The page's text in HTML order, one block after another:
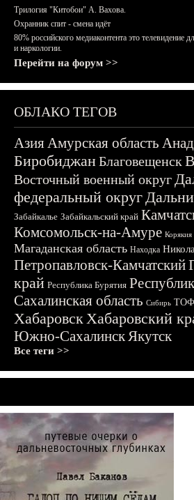
Трилогия "Китобои" А. Вахова.
Охранник спит - смена идёт
80% российского медиаконтента это телевидение
и наркологии.
Перейти на форум >>
ОБЛАКО ТЕГОВ
АзияАмурская область
БиробиджанБлаговещенск
Восточный военный округ
федеральный округ
Забайкалье Забайкальский край
Комсомольск-на-Амуре Корякия
Магаданская область Находка
Петропавловск-Камчатский
край Республика Бурятия
Сахалинская область Сибирь ТОФ
ХабаровскХабаровский
Южно-СахалинскЯкутск
Все теги >>